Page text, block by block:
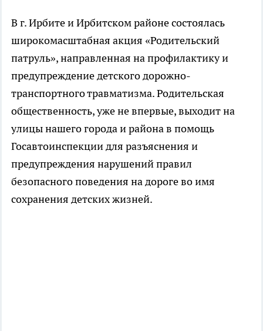
В г. Ирбите и Ирбитском районе состоялась
широкомасштабная акция «Родительский
патруль», направленная на профилактику и
предупреждение детского дорожно-
транспортного травматизма. Родительская
общественность, уже не впервые, выходит на
улицы нашего города и района в помощь
Госавтоинспекции для разъяснения и
предупреждения нарушений правил
безопасного поведения на дороге во имя
сохранения детских жизней.